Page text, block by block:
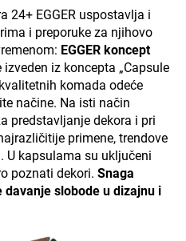
24+ EGGER uspostavlja i
i preporuke za njihovo
EGGER koncept
iz koncepta „Capsule
komada odeće
načine. Na isti način
predstavljanje dekora i pri
primene, trendove
kapsulama su uključeni
poznati dekori. Snaga
davanje slobode u dizajnu i